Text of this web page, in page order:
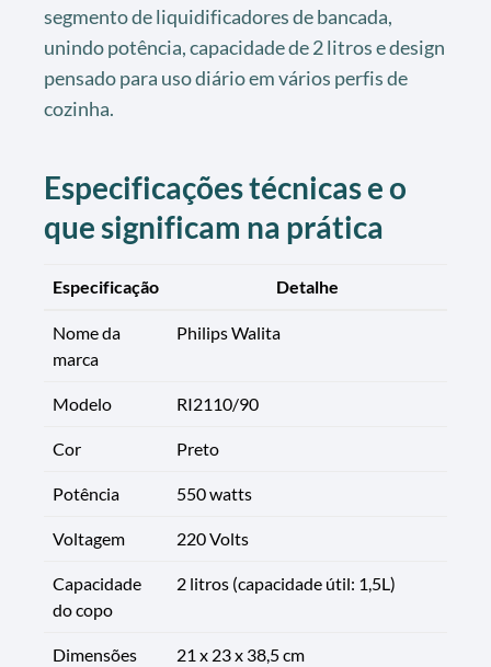
segmento de liquidificadores de bancada,
unindo potência, capacidade de 2 litros e design
pensado para uso diário em vários perfis de
cozinha.
Especificações técnicas e o
que significam na prática
Especificação Detalhe
Nome da
marca
Philips Walita
Modelo RI2110/90
Cor Preto
Potência 550 watts
Voltagem 220 Volts
Capacidade
do copo
2 litros (capacidade útil: 1,5L)
Dimensões 21 x 23 x 38,5 cm